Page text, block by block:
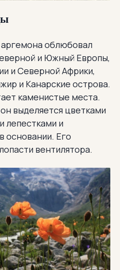
облюбовал
и Южный Европы,
и Северной Африки,
и Канарские острова.
каменистые места.
выделяется цветками
лепестками и
основании. Его
вентилятора.